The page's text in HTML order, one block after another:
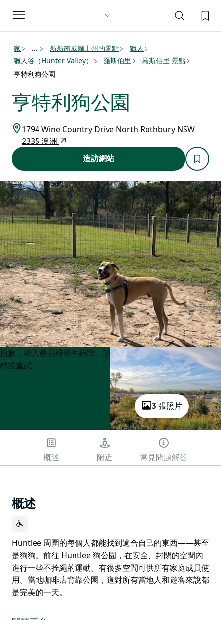
Toggle
navigation
家 ... 新新南威爾士州的景點
獵人
獵人谷（Hunter Valley）
羅斯伯里
羅斯伯里 景點
亨特利狗公園
亨特利狗公園
1794 Wine Country Drive North Rothbury NSW
2335 澳洲
造訪網站
3 張照片
Product
List
Product
List
抱歉，載入產品時發生錯誤。請
稍後重試。
概述 附近 常見問題解答
概述
Huntlee 周圍的每個人都能找到適合自己的東西——甚至
是狗狗。前往 Huntlee 狗公園，在安全、封閉的空間內
進行一些不拴繩的運動。有很多空間可供所有家庭成員使
用。當地咖啡店背靠公園，這對所有當地人和遊客來說都
是完美的一天。
是狗狗。前往 Huntlee 狗公園，在安全、封閉的空間內